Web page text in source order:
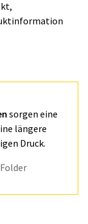
sorgen eine
längere
Druck.
Folder